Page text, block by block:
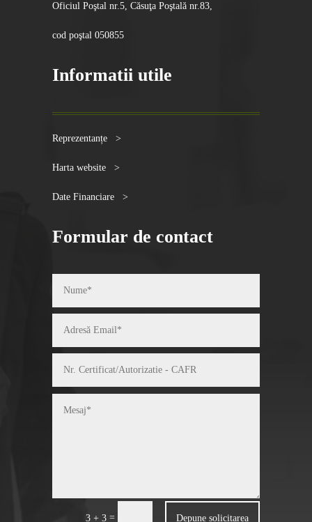
Oficiul Poştal nr.5, Căsuţa Poştală nr.83,
cod poştal 050855
Informatii utile
Reprezentanțe >
Harta website >
Date Financiare >
Formular de contact
3 + 3 = Depune solicitarea